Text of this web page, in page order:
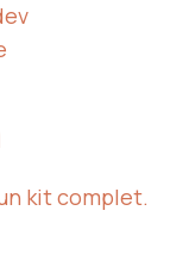
kit complet.